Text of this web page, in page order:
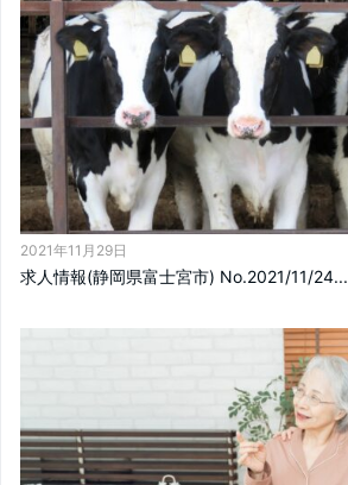
2021年11月29日
求人情報(静岡県富士宮市) No.2021/11/24...